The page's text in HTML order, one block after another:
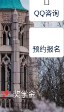
奖学金
QQ咨询
预约报名